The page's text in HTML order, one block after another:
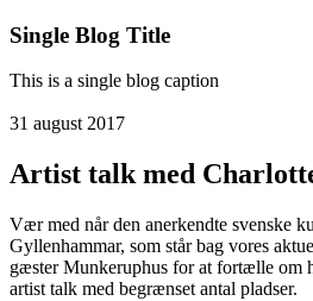
Single Blog Title
This is a single blog caption
31 august 2017
Artist talk med
Vær med når den anerkendte svenske
Gyllenhammar, som står bag vores
gæster Munkeruphus for at fortælle om
artist talk med begrænset antal pladser.